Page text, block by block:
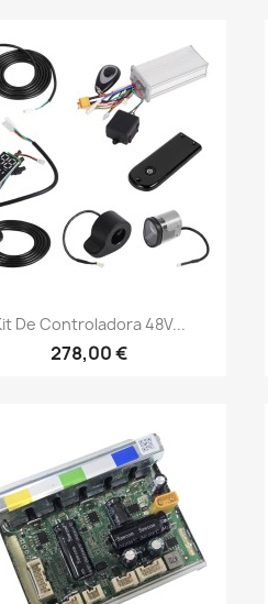
Vista rápida
De Controladora 48V...
278,00 €